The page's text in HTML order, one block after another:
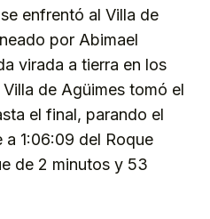
enfrentó al Villa de
por Abimael
virada a tierra en los
de Agüimes tomó el
el final, parando el
a 1:06:09 del Roque
de 2 minutos y 53